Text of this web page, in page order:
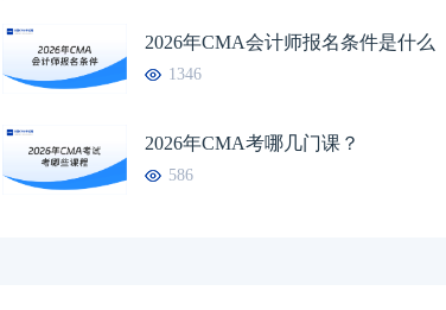
2026年CMA会计师报名条件是什么
1346
2026年CMA考哪几门课？
586